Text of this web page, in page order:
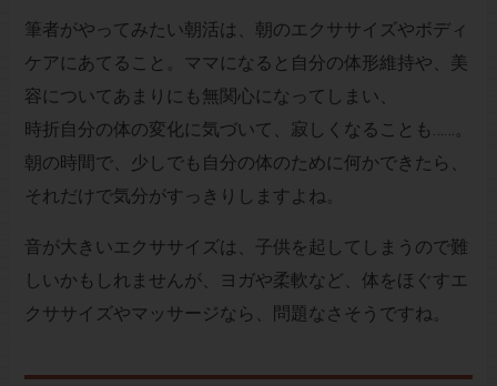
筆者がやってみたい朝活は、朝のエクササイズやボディ
ケアにあてること。ママになると自分の体形維持や、美
容についてあまりにも無関心になってしまい、
時折自分の体の変化に気づいて、寂しくなることも……。
朝の時間で、少しでも自分の体のために何かできたら、
それだけで気分がすっきりしますよね。
音が大きいエクササイズは、子供を起してしまうので難
しいかもしれませんが、ヨガや柔軟など、体をほぐすエ
クササイズやマッサージなら、問題なさそうですね。